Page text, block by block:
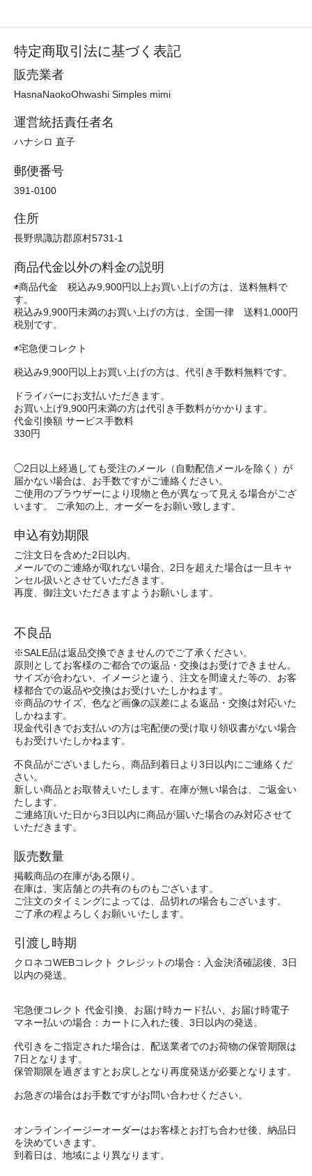
特定商取引法に基づく表記
販売業者
HasnaNaokoOhwashi Simples mimi
運営統括責任者名
ハナシロ 直子
郵便番号
391-0100
住所
長野県諏訪郡原村5731-1
商品代金以外の料金の説明
◉商品代金 税込み9,900円以上お買い上げの方は、送料無料で
す。
税込み9,900円未満のお買い上げの方は、全国一律 送料1,000円
税別です。
◉宅急便コレクト
税込み9,900円以上お買い上げの方は、代引き手数料無料です。
ドライバーにお支払いただきます。
お買い上げ9,900円未満の方は代引き手数料がかかります。
代金引換額 サービス手数料
330円
◯2日以上経過しても受注のメール（自動配信メールを除く）が
届かない場合は、お手数ですがご連絡ください。
ご使用のブラウザーにより現物と色が異なって見える場合がござ
います。 ご承知の上、オーダーをお願い致します。
申込有効期限
ご注文日を含めた2日以内。
メールでのご連絡が取れない場合、2日を超えた場合は一旦キャ
ンセル扱いとさせていただきます。
再度、御注文いただきますようお願いします。
不良品
※SALE品は返品交換できませんのでご了承ください。
原則としてお客様のご都合での返品・交換はお受けできません。
サイズが合わない、イメージと違う、注文を間違えた等の、お客
様都合での返品や交換はお受けいたしかねます。
※商品のサイズ、色など画像の誤差による返品・交換は対応いた
しかねます。
現金代引きでお支払いの方は宅配便の受け取り領収書がない場合
もお受けいたしかねます。
不良品がございましたら、商品到着日より3日以内にご連絡くだ
さい。
新しい商品とお取替えいたします。在庫が無い場合は、ご返金い
たします。
ご連絡頂いた日から3日以内に商品が届いた場合のみ対応させて
いただきます。
販売数量
掲載商品の在庫がある限り。
在庫は、実店舗との共有のものもございます。
ご注文のタイミングによっては、品切れの場合もございます。
ご了承の程よろしくお願いいたします。
引渡し時期
クロネコWEBコレクト クレジットの場合：入金決済確認後、3日
以内の発送。
宅急便コレクト 代金引換、お届け時カード払い、お届け時電子
マネー払いの場合：カートに入れた後、3日以内の発送。
代引きをご指定された場合は、配送業者でのお荷物の保管期限は
7日となります。
保管期限を過ぎますとお戻しとなり再度発送が必要となります。
お急ぎの場合はお手数ですがお問い合わせください。
オンラインイージーオーダーはお客様とお打ち合わせ後、納品日
を決めていきます。
到着日は、地域により異なります。